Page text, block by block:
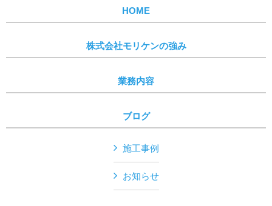
HOME
株式会社モリケンの強み
業務内容
ブログ
施工事例
お知らせ